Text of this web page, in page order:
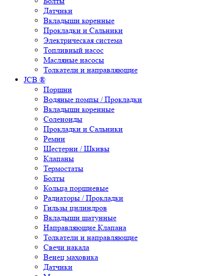
Датчики
Вкладыши коренные
Прокладки и Сальники
Электрическая система
Топливный насос
Масляные насосы
Толкатели и направляющие
JCB ®
Поршни
Водяные помпы / Прокладки
Вкладыши коренные
Соленоиды
Прокладки и Сальники
Ремни
Шестерни / Шкивы
Клапаны
Термостаты
Болты
Кольца поршневые
Радиаторы / Прокладки
Гильзы цилиндров
Вкладыши шатунные
Направляющие Клапана
Толкатели и направляющие
Свечи накала
Венец маховика
Датчики